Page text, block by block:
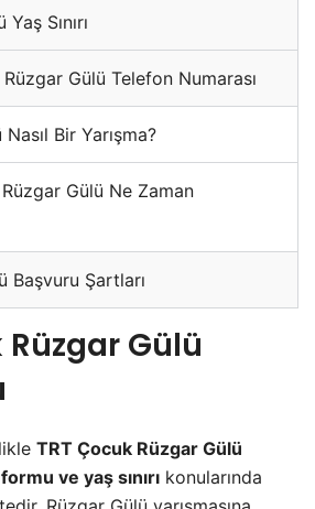
Sınırı
Gülü Telefon Numarası
Bir Yarışma?
Gülü Ne Zaman
Başvuru Şartları
Rüzgar Gülü
TRT Çocuk Rüzgar Gülü
ve yaş sınırı konularında